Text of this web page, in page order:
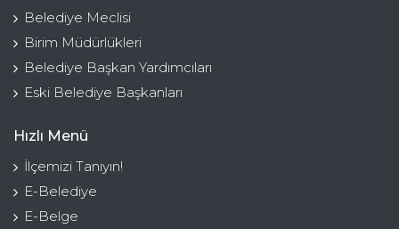
Belediye Meclisi
Birim Müdürlükleri
Belediye Başkan Yardımcıları
Eski Belediye Başkanları
Hızlı Menü
İlçemizi Tanıyın!
E-Belediye
E-Belge